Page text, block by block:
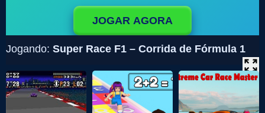
JOGAR AGORA
Jogando: Super Race F1 – Corrida de Fórmula 1